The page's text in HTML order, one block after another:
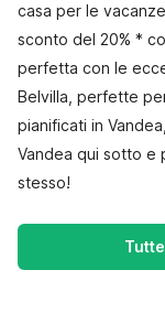
casa per le
sconto del 20% *
perfetta con le
Belvilla, perfette
pianificati in
Vandea qui sotto e
stesso!